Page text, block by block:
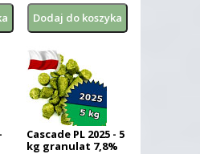
Cascade PL 2025 - 5
kg granulat 7,8%